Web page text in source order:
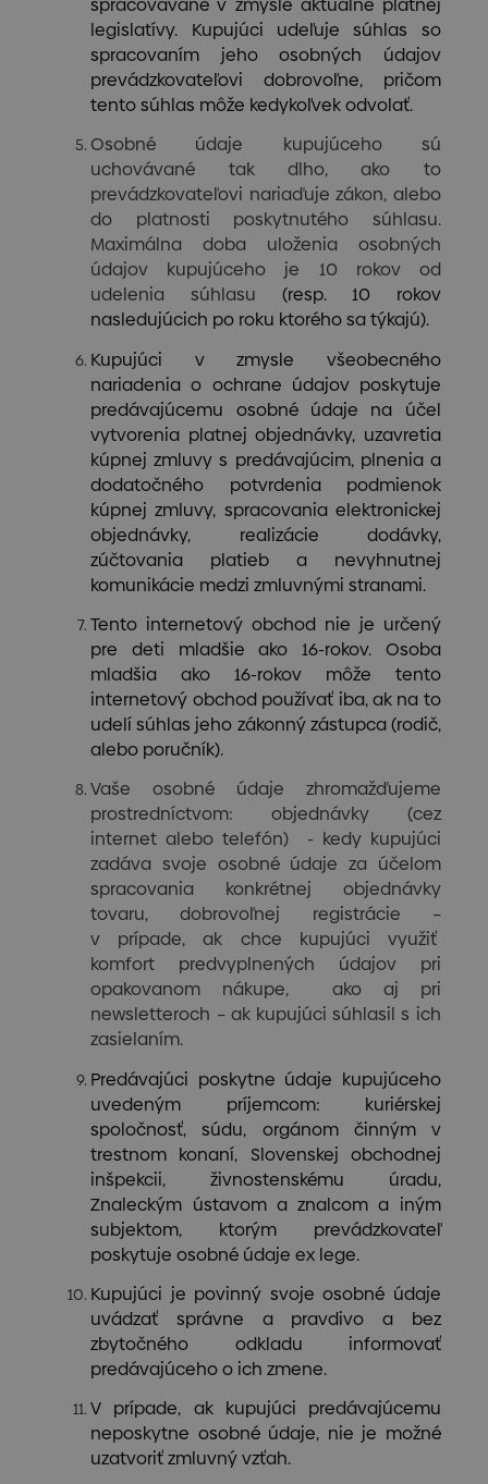
legislatívy. Kupujúci udeľuje súhlas so
spracovaním jeho osobných údajov
prevádzkovateľovi dobrovoľne, pričom
tento súhlas môže kedykoľvek odvolať.
Osobné údaje kupujúceho sú
uchovávané tak dlho, ako to
prevádzkovateľovi nariaďuje zákon, alebo
do platnosti poskytnutého súhlasu.
Maximálna doba uloženia osobných
údajov kupujúceho je 10 rokov od
udelenia súhlasu (resp. 10 rokov
nasledujúcich po roku ktorého sa týkajú).
Kupujúci v zmysle všeobecného
nariadenia o ochrane údajov poskytuje
predávajúcemu osobné údaje na účel
vytvorenia platnej objednávky, uzavretia
kúpnej zmluvy s predávajúcim, plnenia a
dodatočného potvrdenia podmienok
kúpnej zmluvy, spracovania elektronickej
objednávky, realizácie dodávky,
zúčtovania platieb a nevyhnutnej
komunikácie medzi zmluvnými stranami.
Tento internetový obchod nie je určený
pre deti mladšie ako 16-rokov. Osoba
mladšia ako 16-rokov môže tento
internetový obchod používať iba, ak na to
udelí súhlas jeho zákonný zástupca (rodič,
alebo poručník).
Vaše osobné údaje zhromažďujeme
prostredníctvom: objednávky (cez
internet alebo telefón) - kedy kupujúci
zadáva svoje osobné údaje za účelom
spracovania konkrétnej objednávky
tovaru, dobrovoľnej registrácie –
v prípade, ak chce kupujúci využiť
komfort predvyplnených údajov pri
opakovanom nákupe, ako aj pri
newsletteroch – ak kupujúci súhlasil s ich
zasielaním.
Predávajúci poskytne údaje kupujúceho
uvedeným príjemcom: kuriérskej
spoločnosť, súdu, orgánom činným v
trestnom konaní, Slovenskej obchodnej
inšpekcii, živnostenskému úradu,
Znaleckým ústavom a znalcom a iným
subjektom, ktorým prevádzkovateľ
poskytuje osobné údaje ex lege.
Kupujúci je povinný svoje osobné údaje
uvádzať správne a pravdivo a bez
zbytočného odkladu informovať
predávajúceho o ich zmene.
V prípade, ak kupujúci predávajúcemu
neposkytne osobné údaje, nie je možné
uzatvoriť zmluvný vzťah.